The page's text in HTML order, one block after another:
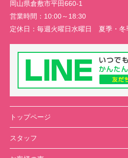
岡山県倉敷市平田660-1
営業時間： 10:00～18:30
定休日： 毎週火曜日水曜日 夏季・冬
トップページ
スタッフ